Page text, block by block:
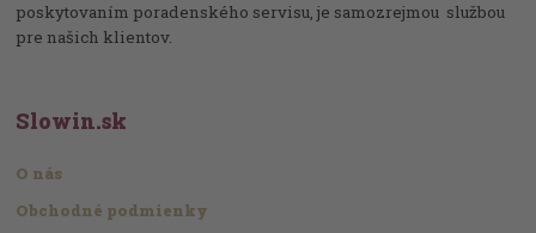
poskytovaním poradenského servisu, je samozrejmou službou
pre našich klientov.
Slowin.sk
O nás
Obchodné podmienky